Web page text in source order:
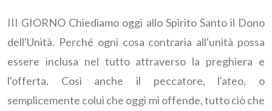
III GIORNO Chiediamo oggi allo Spirito Santo il Dono
dell'Unità. Perché ogni cosa contraria all'unità possa
essere inclusa nel tutto attraverso la preghiera e
l'offerta. Così anche il peccatore, l'ateo, o
semplicemente colui che oggi mi offende, tutto ciò che